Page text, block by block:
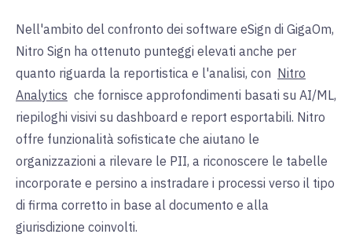
Nell'ambito del confronto dei software eSign di GigaOm,
Nitro Sign ha ottenuto punteggi elevati anche per
quanto riguarda la reportistica e l'analisi, con Nitro
Analytics che fornisce approfondimenti basati su AI/ML,
riepiloghi visivi su dashboard e report esportabili. Nitro
offre funzionalità sofisticate che aiutano le
organizzazioni a rilevare le PII, a riconoscere le tabelle
incorporate e persino a instradare i processi verso il tipo
di firma corretto in base al documento e alla
giurisdizione coinvolti.